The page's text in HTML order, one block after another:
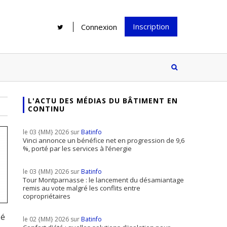
Connexion Inscription
idée mais...
Le print sous toutes ses formes a-t-
il encore sa place dans un monde
Rénover une salle de bains : gagner
supports
inscrire
à notre
?
L'ACTU DES MÉDIAS DU BÂTIMENT EN
CONTINU
le 03 {MM} 2026 surBatinfo
Vinci annonce un bénéfice net en progression de 9,6
%, porté par les services à l’énergie
le 03 {MM} 2026 surBatinfo
Tour Montparnasse : le lancement du désamiantage
remis au vote malgré les conflits entre
copropriétaires
le 02 {MM} 2026 surBatinfo